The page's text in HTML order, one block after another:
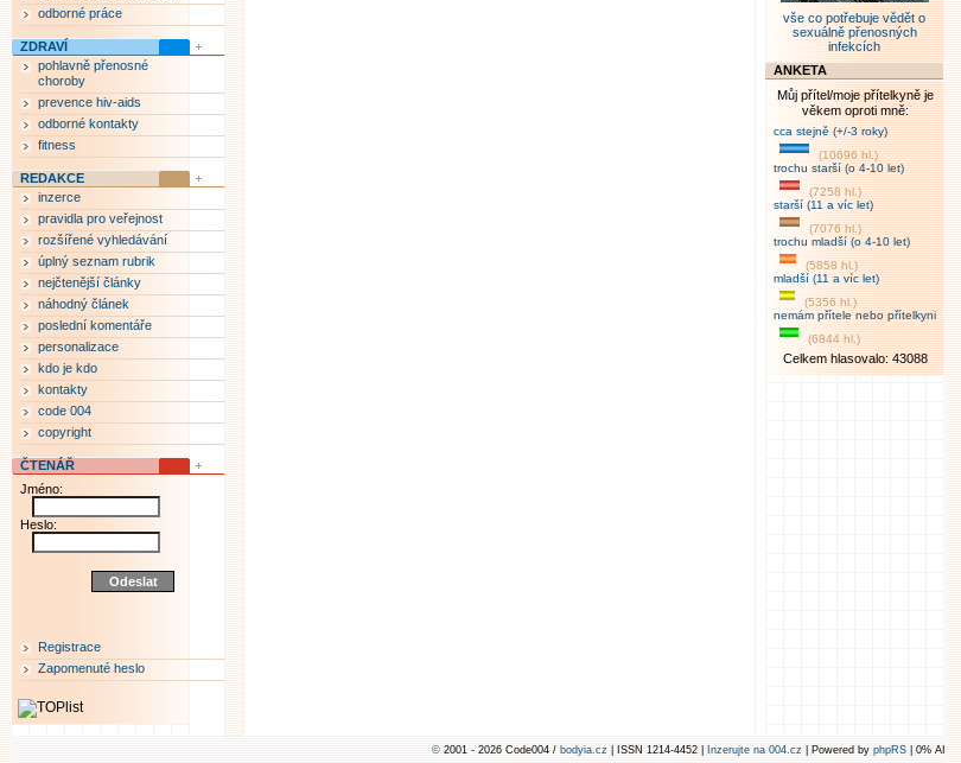
odborné práce
ZDRAVÍ
pohlavně přenosné
choroby
prevence hiv-aids
odborné kontakty
fitness
REDAKCE
inzerce
pravidla pro veřejnost
rozšířené vyhledávání
úplný seznam rubrik
nejčtenější články
náhodný článek
poslední komentáře
personalizace
kdo je kdo
kontakty
code 004
copyright
ČTENÁŘ
Jméno:
Heslo:
Registrace
Zapomenuté heslo
vše co potřebuje vědět o
sexuálně přenosných
infekcích
ANKETA
Můj přítel/moje přítelkyně je
věkem oproti mně:
cca stejně (+/-3 roky)
(10696 hl.)
trochu starší (o 4-10 let)
(7258 hl.)
starší (11 a víc let)
(7076 hl.)
trochu mladší (o 4-10 let)
(5858 hl.)
mladší (11 a víc let)
(5356 hl.)
nemám přítele nebo přítelkyni
(6844 hl.)
Celkem hlasovalo: 43088
© 2001 - 2026 Code004 / bodyia.cz | ISSN 1214-4452 | Inzerujte na 004.cz | Powered by phpRS | 0% AI